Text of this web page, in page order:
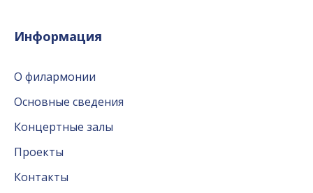
Информация
О филармонии
Основные сведения
Концертные залы
Проекты
Контакты